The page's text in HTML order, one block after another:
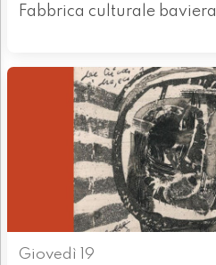
Fabbrica culturale baviera
Giovedì 19